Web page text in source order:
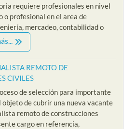
requiere profesionales en nivel
o profesional en el area de
mercadeo, contabilidad o
REMOTO DE
CIVILES
de selección para importante
de cubrir una nueva vacante
remoto de construcciones
cargo en referencia,